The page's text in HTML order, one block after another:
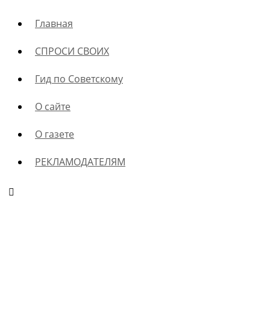
Главная
СПРОСИ СВОИХ
Гид по Советскому
О сайте
О газете
РЕКЛАМОДАТЕЛЯМ